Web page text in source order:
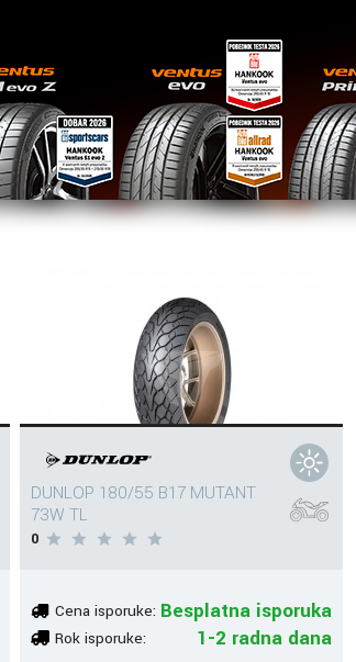
DUNLOP 180/55 B17 MUTANT
73W TL
0
Cena isporuke: Besplatna isporuka
Rok isporuke: 1-2 radna dana